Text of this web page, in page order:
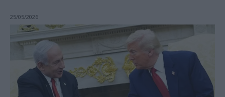
25/05/2026